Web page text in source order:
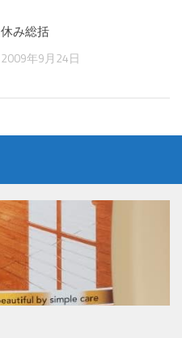
休み総括
2009年9月24日